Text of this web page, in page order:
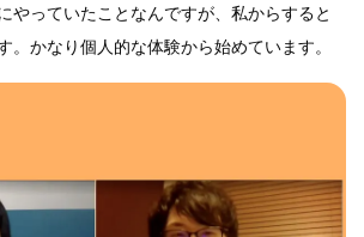
やっていたことなんですが、私からすると
。かなり個人的な体験から始めています。